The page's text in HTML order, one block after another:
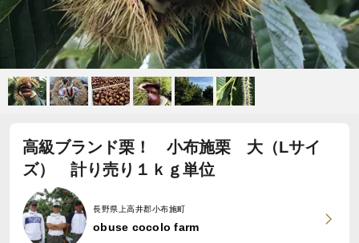
高級ブランド栗！ 小布施栗 大（Lサイ
ズ） 計り売り１ｋｇ単位
長野県上高井郡小布施町
obuse cocolo farm